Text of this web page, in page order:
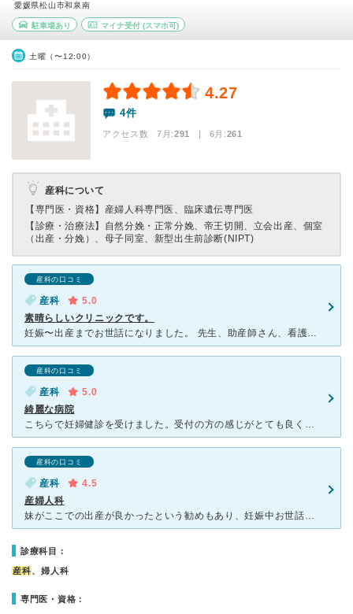
愛媛県松山市和泉南
駐車場あり マイナ受付(スマホ可)
土曜（〜12:00）
4.27
4件
アクセス数 7月:291 | 6月:261
産科について
【専門医・資格】 産婦人科専門医、臨床遺伝専門医
【診療・治療法】 自然分娩・正常分娩、帝王切開、立会出産、個室
（出産・分娩）、母子同室、新型出生前診断(NIPT)
産科の口コミ
産科
5.0
素晴らしいクリニックです。
妊娠〜出産までお世話になりました。 先生、助産師さん、看護師さん、検査技師さん、受付の方などスタッフの方全て感じが良く、いつも穏やかに接していただけました。エコーの検査技師さんもゆっくり見てくれます
産科の口コミ
産科
5.0
綺麗な病院
こちらで妊婦健診を受けました。受付の方の感じがとても良く、院内がとても綺麗です。キッズスペースがありおもちゃもたくさんあるのでこども連れでも安心して来院できます。エコー室が個室なのでお腹の中の赤ちゃん
産科の口コミ
産科
4.5
産婦人科
妹がここでの出産が良かったという勧めもあり、妊娠中お世話になりました。とても施設はキレイで上品な感じでした。診察も丁寧で、スタッフの方はとにかく挨拶や説明も丁寧でいつ行っても気持ちが良かったです。施設
診療科目：
産科、婦人科
専門医・資格：